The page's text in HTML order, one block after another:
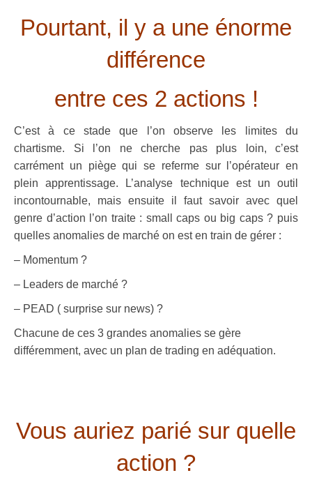
Pourtant, il y a une énorme
différence
entre ces 2 actions !
C’est à ce stade que l’on observe les limites du
chartisme. Si l’on ne cherche pas plus loin, c’est
carrément un piège qui se referme sur l’opérateur en
plein apprentissage. L’analyse technique est un outil
incontournable, mais ensuite il faut savoir avec quel
genre d’action l’on traite : small caps ou big caps ? puis
quelles anomalies de marché on est en train de gérer :
– Momentum ?
– Leaders de marché ?
– PEAD ( surprise sur news) ?
Chacune de ces 3 grandes anomalies se gère
différemment, avec un plan de trading en adéquation.
Vous auriez parié sur quelle
action ?